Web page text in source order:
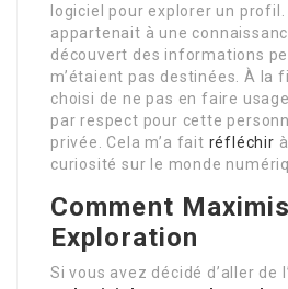
logiciel pour explorer un
appartenait à une
découvert des informations
m’étaient pas destinées. À la
choisi de ne pas en faire
par respect pour cette
privée. Cela m’a fait réfléchir
curiosité sur le monde
Comment
Exploration
Si vous avez décidé d’aller de